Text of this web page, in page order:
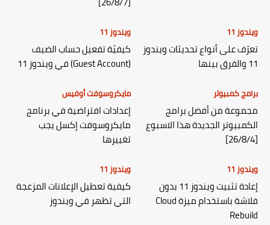
ويندوز 11
تعرّف على أنواع تحديثات ويندوز
11 والفرق بينها
ويندوز 11
كيفيّة تفعيل حساب الضيف
(Guest Account) في ويندوز 11
برامج كمبيوتر
مجموعة من أفضل برامج
الكمبيوتر الجديدة هذا الاسبوع
[26/8/4]
مايكروسوفت أوفيس
إعدادات افتراضية في برنامج
مايكروسوفت إكسل يجب
تغييرها
ويندوز 11
إعادة تثبيت ويندوز 11 بدون
فلاشة باستخدام ميزة Cloud
Rebuild
ويندوز 11
كيفية تعطيل الإعلانات المزعجة
التي تظهر في ويندوز